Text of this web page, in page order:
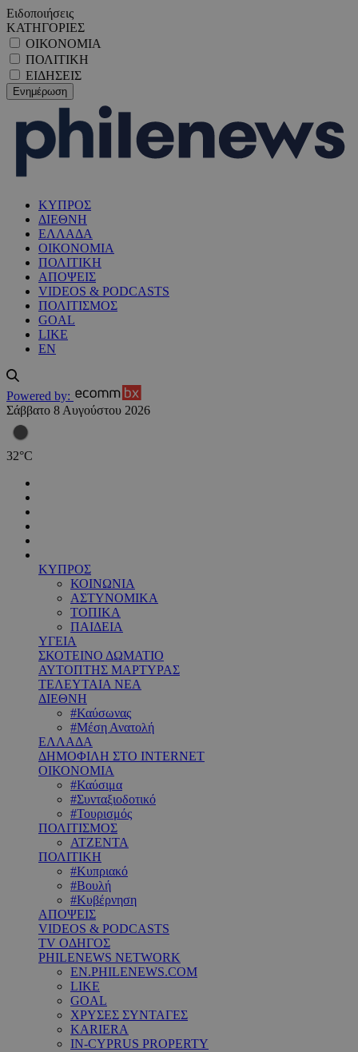
Ειδοποιήσεις
ΚΑΤΗΓΟΡΙΕΣ
ΟΙΚΟΝΟΜΙΑ
ΠΟΛΙΤΙΚΗ
ΕΙΔΗΣΕΙΣ
ΚΥΠΡΟΣ
ΔΙΕΘΝΗ
ΕΛΛΑΔΑ
ΟΙΚΟΝΟΜΙΑ
ΠΟΛΙΤΙΚΗ
ΑΠΟΨΕΙΣ
VIDEOS & PODCASTS
ΠΟΛΙΤΙΣΜΟΣ
GOAL
LIKE
EN
Powered by:
Σάββατο 8 Αυγούστου 2026
32°C
ΚΥΠΡΟΣ
ΚΟΙΝΩΝΙΑ
ΑΣΤΥΝΟΜΙΚΑ
ΤΟΠΙΚΑ
ΠΑΙΔΕΙΑ
ΥΓΕΙΑ
ΣΚΟΤΕΙΝΟ ΔΩΜΑΤΙΟ
ΑΥΤΟΠΤΗΣ ΜΑΡΤΥΡΑΣ
ΤΕΛΕΥΤΑΙΑ ΝΕΑ
ΔΙΕΘΝΗ
#Καύσωνας
#Μέση Ανατολή
ΕΛΛΑΔΑ
ΔΗΜΟΦΙΛΗ ΣΤΟ INTERNET
ΟΙΚΟΝΟΜΙΑ
#Καύσιμα
#Συνταξιοδοτικό
#Τουρισμός
ΠΟΛΙΤΙΣΜΟΣ
ΑΤΖΕΝΤΑ
ΠΟΛΙΤΙΚΗ
#Κυπριακό
#Βουλή
#Κυβέρνηση
ΑΠΟΨΕΙΣ
VIDEOS & PODCASTS
TV ΟΔΗΓΟΣ
PHILENEWS NETWORK
EN.PHILENEWS.COM
LIKE
GOAL
ΧΡΥΣΕΣ ΣΥΝΤΑΓΕΣ
KARIERA
IN-CYPRUS PROPERTY